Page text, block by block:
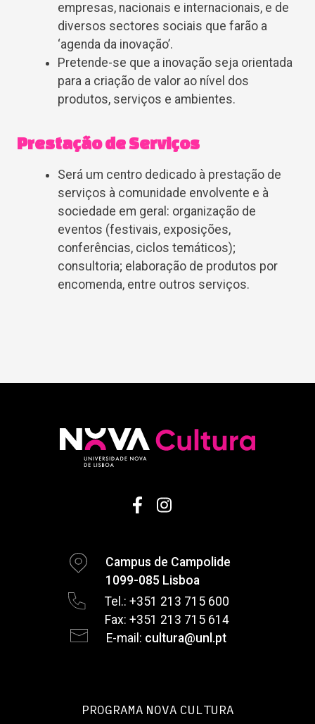
empresas, nacionais e internacionais, e de
diversos sectores sociais que farão a
‘agenda da inovação’.
Pretende-se que a inovação seja orientada
para a criação de valor ao nível dos
produtos, serviços e ambientes.
Prestação de Serviços
Será um centro dedicado à prestação de
serviços à comunidade envolvente e à
sociedade em geral: organização de
eventos (festivais, exposições,
conferências, ciclos temáticos);
consultoria; elaboração de produtos por
encomenda, entre outros serviços.
Campus de Campolide
1099-085 Lisboa
Tel.: +351 213 715 600
Fax: +351 213 715 614
E-mail: cultura@unl.pt
PROGRAMA NOVA CULTURA